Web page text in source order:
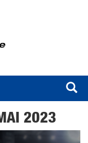
2023